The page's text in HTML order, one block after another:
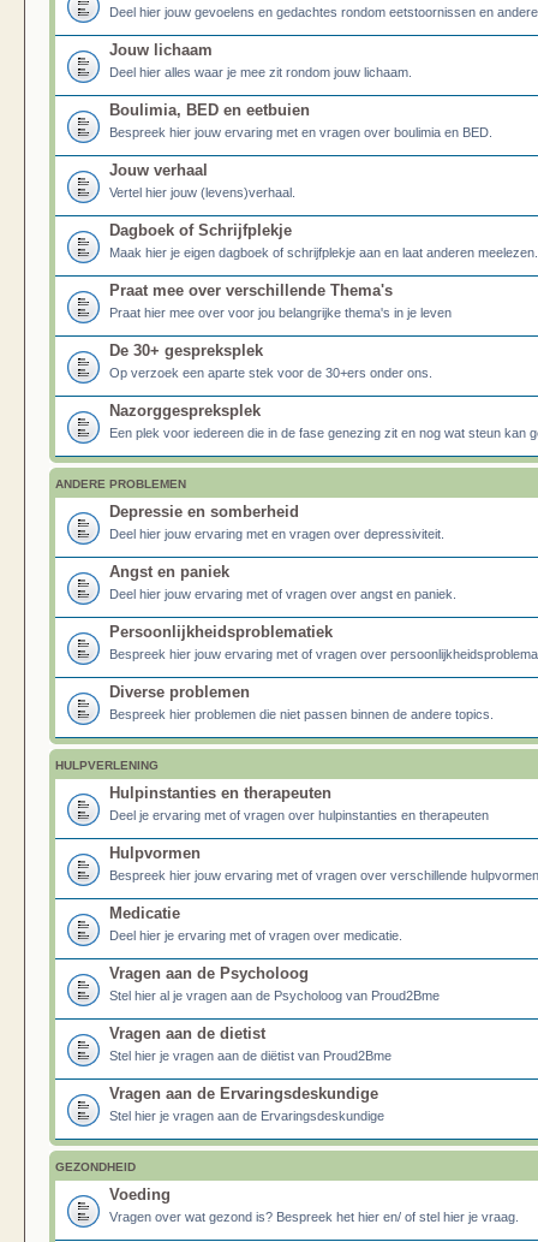
Deel hier jouw gevoelens en gedachtes rondom eetstoornissen en
Jouw lichaam
Deel hier alles waar je mee zit rondom jouw lichaam.
Boulimia, BED en eetbuien
Bespreek hier jouw ervaring met en vragen over boulimia en BED.
Jouw verhaal
Vertel hier jouw (levens)verhaal.
Dagboek of Schrijfplekje
Maak hier je eigen dagboek of schrijfplekje aan en laat anderen meelezen.
Praat mee over verschillende Thema's
Praat hier mee over voor jou belangrijke thema's in je leven
De 30+ gespreksplek
Op verzoek een aparte stek voor de 30+ers onder ons.
Nazorggespreksplek
Een plek voor iedereen die in de fase genezing zit en nog wat steun kan
ANDERE PROBLEMEN
Depressie en somberheid
Deel hier jouw ervaring met en vragen over depressiviteit.
Angst en paniek
Deel hier jouw ervaring met of vragen over angst en paniek.
Persoonlijkheidsproblematiek
Bespreek hier jouw ervaring met of vragen over
Diverse problemen
Bespreek hier problemen die niet passen binnen de andere topics.
HULPVERLENING
Hulpinstanties en therapeuten
Deel je ervaring met of vragen over hulpinstanties en therapeuten
Hulpvormen
Bespreek hier jouw ervaring met of vragen over verschillende
Medicatie
Deel hier je ervaring met of vragen over medicatie.
Vragen aan de Psycholoog
Stel hier al je vragen aan de Psycholoog van Proud2Bme
Vragen aan de dietist
Stel hier je vragen aan de diëtist van Proud2Bme
Vragen aan de Ervaringsdeskundige
Stel hier je vragen aan de Ervaringsdeskundige
GEZONDHEID
Voeding
Vragen over wat gezond is? Bespreek het hier en/ of stel hier je vraag.